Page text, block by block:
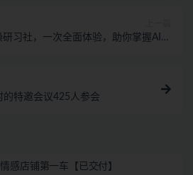
习社，一次全面体验，助你掌握AI技
特邀会议425人参会
感店铺第一车【已交付】